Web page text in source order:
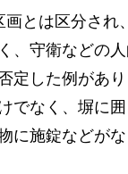
とは区分され
、守衛などの
定した例があ
でなく、塀に
に施錠などが